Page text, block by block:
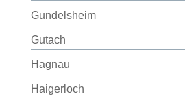
Gundelsheim
Gutach
Hagnau
Haigerloch